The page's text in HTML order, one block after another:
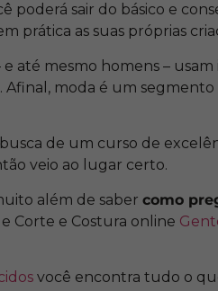
poderá sair do básico e
prática as suas próprias
até mesmo homens –
Afinal, moda é um
busca de um curso de
veio ao lugar certo.
além de sabercomo
Corte e Costura online
você encontra tudo o